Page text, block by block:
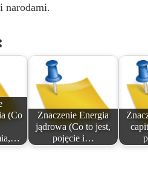
narodami.
(Co
Znaczenie Energia
jądrowa (Co to jest,
pojęcie i…